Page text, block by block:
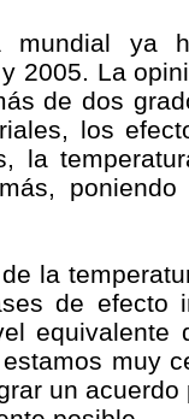
mundial ya
2005. La
de dos
los
la
la
de efecto
equivalente
muy
un